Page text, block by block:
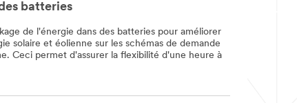
batteries
de l'énergie dans des batteries pour améliorer
solaire et éolienne sur les schémas de demande
Ceci permet d'assurer la flexibilité d'une heure à